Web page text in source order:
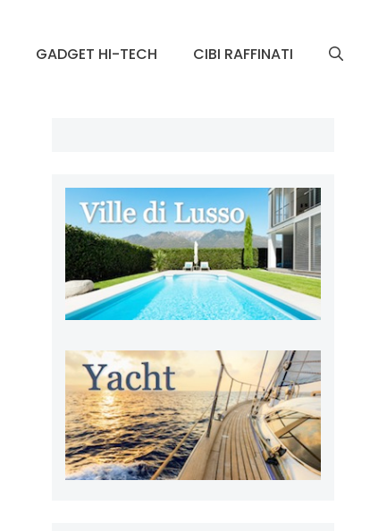
GADGET HI-TECH CIBI RAFFINATI